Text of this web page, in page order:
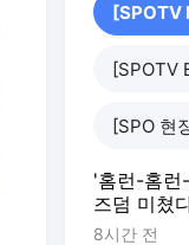
[SPOTV
[SPOTV
[SPO 현
'홈런-홈런
즈덤 미쳤
성…'이래도
8시간 전